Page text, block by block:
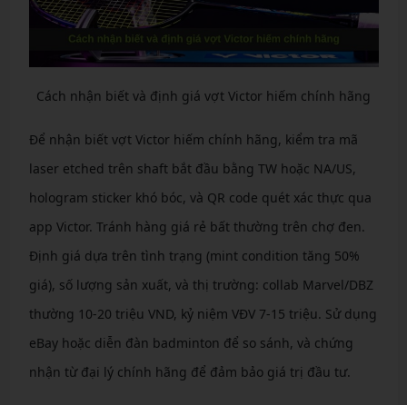
Cách nhận biết và định giá vợt Victor hiếm chính hãng
Để nhận biết vợt Victor hiếm chính hãng, kiểm tra mã
laser etched trên shaft bắt đầu bằng TW hoặc NA/US,
hologram sticker khó bóc, và QR code quét xác thực qua
app Victor. Tránh hàng giá rẻ bất thường trên chợ đen.
Định giá dựa trên tình trạng (mint condition tăng 50%
giá), số lượng sản xuất, và thị trường: collab Marvel/DBZ
thường 10-20 triệu VND, kỷ niệm VĐV 7-15 triệu. Sử dụng
eBay hoặc diễn đàn badminton để so sánh, và chứng
nhận từ đại lý chính hãng để đảm bảo giá trị đầu tư.